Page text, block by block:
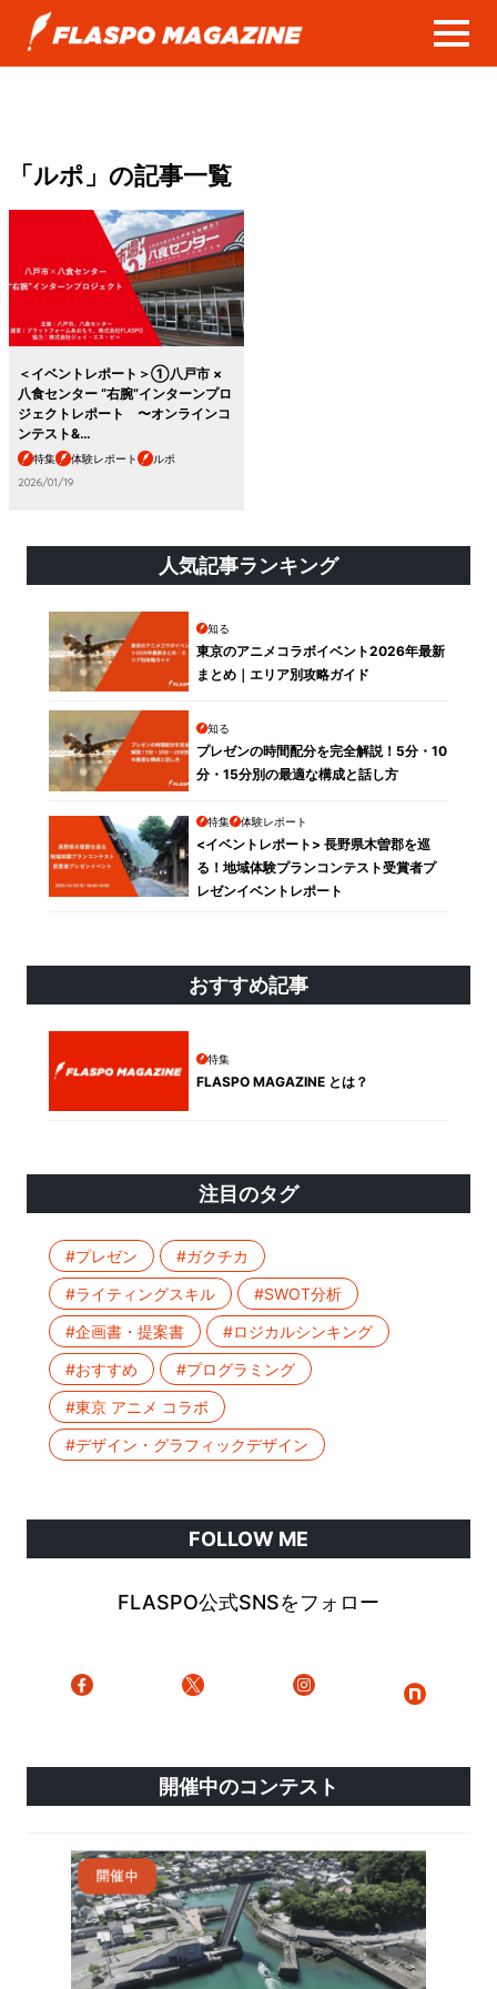
「ルポ」の記事一覧
＜イベントレポート＞①八戸市 ×
八食センター “右腕”インターンプロ
ジェクトレポート 〜オンラインコ
ンテスト&…
特集 体験レポート ルポ
2026/01/19
人気記事ランキング
知る
東京のアニメコラボイベント2026年最新
まとめ｜エリア別攻略ガイド
知る
プレゼンの時間配分を完全解説！5分・10
分・15分別の最適な構成と話し方
特集 体験レポート
<イベントレポート> 長野県木曽郡を巡
る！地域体験プランコンテスト受賞者プ
レゼンイベントレポート
おすすめ記事
特集
FLASPO MAGAZINE とは？
注目のタグ
#プレゼン
#ガクチカ
#ライティングスキル
#SWOT分析
#企画書・提案書
#ロジカルシンキング
#おすすめ
#プログラミング
#東京 アニメ コラボ
#デザイン・グラフィックデザイン
FOLLOW ME
FLASPO公式SNSをフォロー
開催中のコンテスト